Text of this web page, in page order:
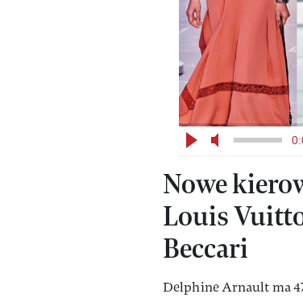
Nowe
Louis
Beccari
Delphine Arnault ma